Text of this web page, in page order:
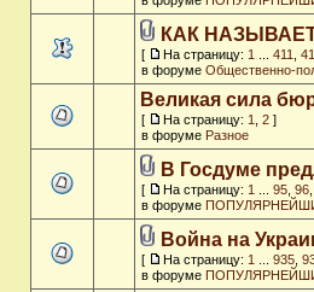
КАК
[ На страницу: 1 411
в форуме Общественно-
Великая сила
[ На страницу: 1 2 ]
в форуме Разное
В Госдуме
[ На страницу: 1 95 96
в форуме
Война на
[ На страницу: 1 935
в форуме